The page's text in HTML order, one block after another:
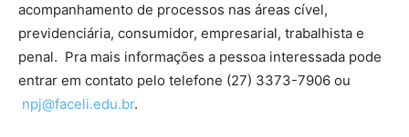
acompanhamento de processos nas áreas cível,
previdenciária, consumidor, empresarial, trabalhista e
penal. Pra mais informações a pessoa interessada pode
entrar em contato pelo telefone (27) 3373-7906 ou
npj@faceli.edu.br.